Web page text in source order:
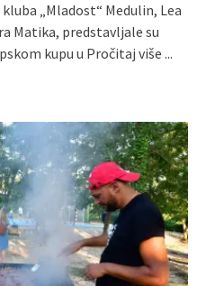
„Mladost“ Medulin, Lea
Matika, predstavljale su
kupu u Pročitaj više ...